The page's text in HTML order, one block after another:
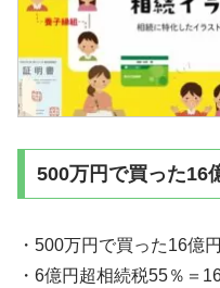
500万円で買った16
・500万円で買った16億
・6億円超相続税55％＝